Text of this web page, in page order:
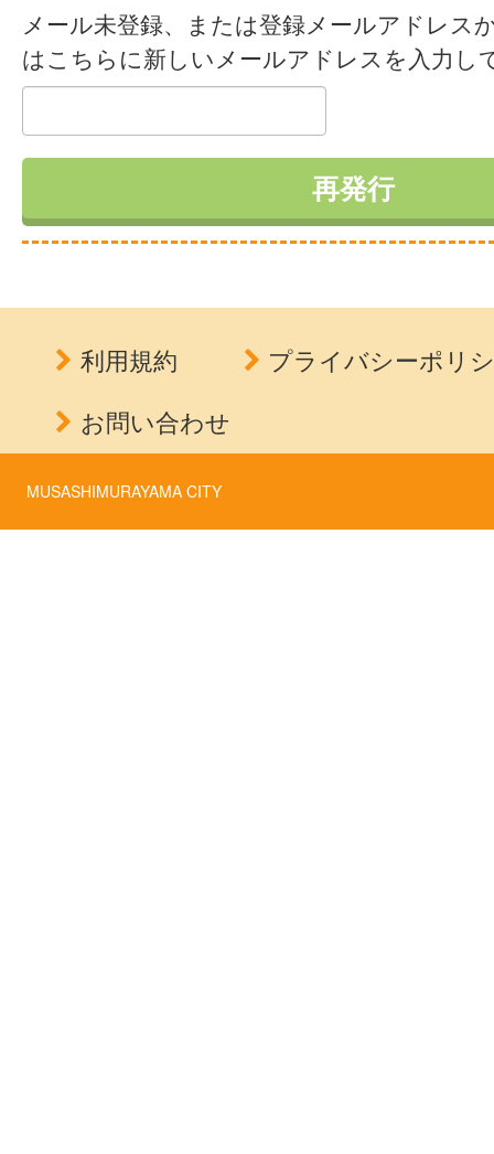
メール未登録、または登録メールアドレス
はこちらに新しいメールアドレスを入力し
利用規約
プライバシーポリ
お問い合わせ
MUSASHIMURAYAMA CITY